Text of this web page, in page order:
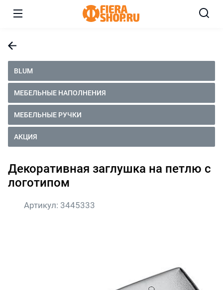
BLUM
МЕБЕЛЬНЫЕ НАПОЛНЕНИЯ
МЕБЕЛЬНЫЕ РУЧКИ
АКЦИЯ
Декоративная заглушка на петлю с
логотипом
Артикул: 3445333